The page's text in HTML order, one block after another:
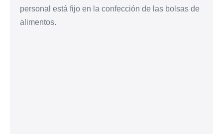
personal está fijo en la confección de las bolsas de
alimentos.